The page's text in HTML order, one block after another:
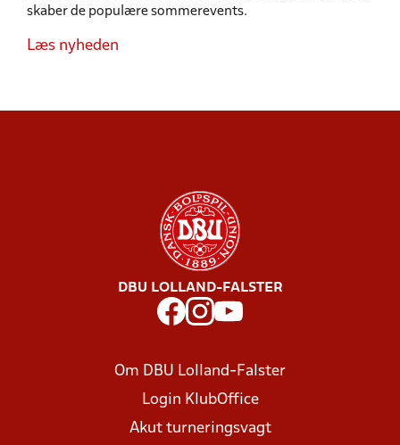
skaber de populære sommerevents.
Læs nyheden
DBU LOLLAND-FALSTER
Om DBU Lolland-Falster
Login KlubOffice
Akut turneringsvagt